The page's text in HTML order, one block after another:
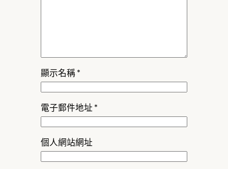
顯示名稱 *
電子郵件地址 *
個人網站網址